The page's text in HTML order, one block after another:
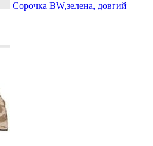
Сорочка BW,зелена, довгий